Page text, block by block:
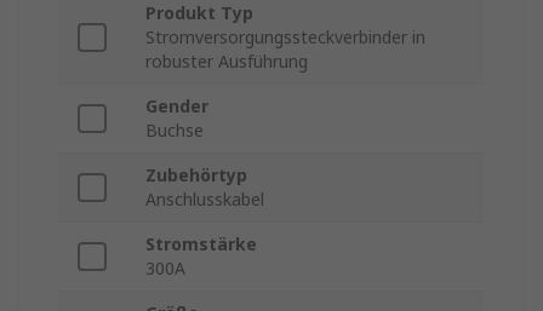
Produkt Typ
Stromversorgungssteckverbinder in
robuster Ausführung
Gender
Buchse
Zubehörtyp
Anschlusskabel
Stromstärke
300A